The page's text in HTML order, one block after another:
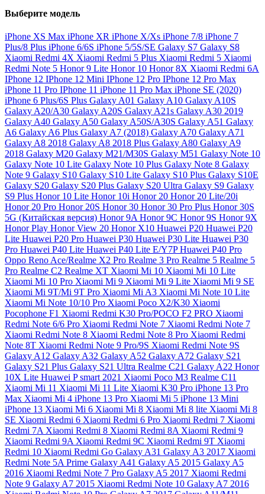
Выберите модель
iPhone XS Max iPhone XR iPhone X/Xs iPhone 7/8 iPhone 7
Plus/8 Plus iPhone 6/6S iPhone 5/5S/SE Galaxy S7 Galaxy S8
Xiaomi Redmi 4X Xiaomi Redmi 5 Plus Xiaomi Redmi 5 Xiaomi
Redmi Note 5 Honor 9 Lite Honor 10 Honor 8X Xiaomi Redmi 6A
IPhone 12 IPhone 12 Mini IPhone 12 Pro IPhone 12 Pro Max
iPhone 11 Pro IPhone 11 iPhone 11 Pro Max iPhone SE (2020)
iPhone 6 Plus/6S Plus Galaxy A01 Galaxy A10 Galaxy A10S
Galaxy A20/A30 Galaxy A20S Galaxy A21s Galaxy A30 2019
Galaxy A40 Galaxy A50 Galaxy A50S/A30S Galaxy A51 Galaxy
A6 Galaxy A6 Plus Galaxy A7 (2018) Galaxy A70 Galaxy A71
Galaxy A8 2018 Galaxy A8 2018 Plus Galaxy A80 Galaxy A9
2018 Galaxy M20 Galaxy M21/M30S Galaxy M51 Galaxy Note 10
Galaxy Note 10 Lite Galaxy Note 10 Plus Galaxy Note 8 Galaxy
Note 9 Galaxy S10 Galaxy S10 Lite Galaxy S10 Plus Galaxy S10E
Galaxy S20 Galaxy S20 Plus Galaxy S20 Ultra Galaxy S9 Galaxy
S9 Plus Honor 10 Lite Honor 10i Honor 20 Honor 20 Lite/20i
Honor 20 Pro Honor 20S Honor 30 Honor 30 Pro Plus Honor 30S
5G (Китайская версия) Honor 9AHonor 9C Honor 9S Honor 9X
Honor Play Honor View 20 Honor X10 Huawei P20 Huawei P20
Lite Huawei P20 Pro Huawei P30 Huawei P30 Lite Huawei P30
Pro Huawei P40 Lite Huawei P40 Lite E/Y7PHuawei P40 Pro
Oppo Reno Ace/Realme X2 Pro Realme 3 Pro Realme 5 Realme 5
Pro Realme C2 Realme XT Xiaomi Mi 10 Xiaomi Mi 10 Lite
Xiaomi Mi 10 Pro Xiaomi Mi 9 Xiaomi Mi 9 Lite Xiaomi Mi 9 SE
Xiaomi Mi 9T/Mi 9T Pro Xiaomi Mi A3 Xiaomi Mi Note 10 Lite
Xiaomi Mi Note 10/10 Pro Xiaomi Poco X2/K30 Xiaomi
Pocophone F1 Xiaomi Redmi K30 Pro/POCO F2 PRO Xiaomi
Redmi Note 6/6 Pro Xiaomi Redmi Note 7 Xiaomi Redmi Note 7
Xiaomi Redmi Note 8 Xiaomi Redmi Note 8 Pro Xiaomi Redmi
Note 8T Xiaomi Redmi Note 9 Pro/9S Xiaomi Redmi Note 9S
Galaxy A12 Galaxy A32 Galaxy A52 Galaxy A72 Galaxy S21
Galaxy S21 Plus Galaxy S21 Ultra Realme C21 Galaxy A22 Honor
10X Lite Huawei P smart 2021 Xiaomi Poco M3 Realme C11
Xiaomi Mi 11 Xiaomi Mi 11 Lite Xiaomi K30 Pro iPhone 13 Pro
Max Xiaomi Mi 4 iPhone 13 Pro Xiaomi Mi 5 iPhone 13 Mini
iPhone 13 Xiaomi Mi 6 Xiaomi Mi 8 Xiaomi Mi 8 lite Xiaomi Mi 8
SE Xiaomi Redmi 6 Xiaomi Redmi 6 Pro Xiaomi Redmi 7 Xiaomi
Redmi 7AXiaomi Redmi 8 Xiaomi Redmi 8AXiaomi Redmi 9
Xiaomi Redmi 9AXiaomi Redmi 9C Xiaomi Redmi 9T Xiaomi
Redmi 10 Xiaomi Redmi Go Galaxy A31 Galaxy A3 2017 Xiaomi
Redmi Note 5A Prime Galaxy A41 Galaxy A5 2015 Galaxy A5
2016 Xiaomi Redmi Note 7 Pro Galaxy A5 2017 Xiaomi Redmi
Note 9 Galaxy A7 2015 Xiaomi Redmi Note 10 Galaxy A7 2016